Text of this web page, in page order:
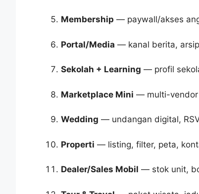
Membership — paywall/akses
Portal/Media — kanal berita,
Sekolah + Learning — profil
Marketplace Mini — multi-vendor
Wedding — undangan digital,
Properti — listing, filter, peta,
Dealer/Sales Mobil — stok unit,